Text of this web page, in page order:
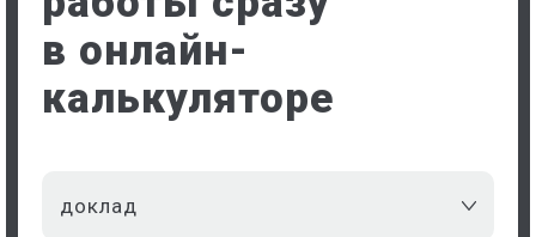
в онлайн-
калькуляторе
доклад